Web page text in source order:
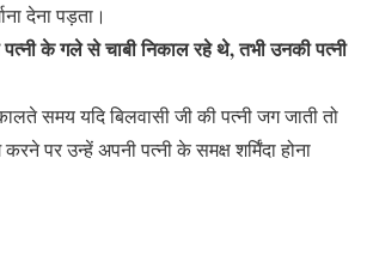
देना पड़ता।
के गले से चाबी निकाल रहे थे, तभी उनकी पत्नी
समय यदि बिलवासी जी की पत्नी जग जाती तो
पर उन्हें अपनी पत्नी के समक्ष शर्मिंदा होना